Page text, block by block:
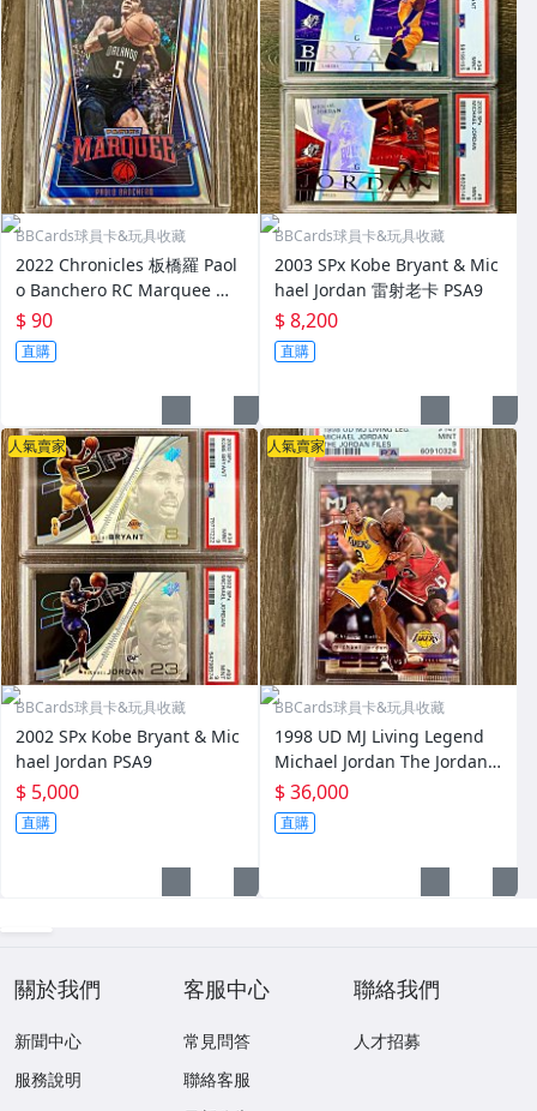
BBCards球員卡&玩具收藏
2022 Chronicles 板橋羅 Paol
o Banchero RC Marquee 銀
亮新人卡
$ 90
直購
BBCards球員卡&玩具收藏
2003 SPx Kobe Bryant & Mic
hael Jordan 雷射老卡 PSA9
$ 8,200
直購
人氣賣家
BBCards球員卡&玩具收藏
2002 SPx Kobe Bryant & Mic
hael Jordan PSA9
$ 5,000
直購
人氣賣家
BBCards球員卡&玩具收藏
1998 UD MJ Living Legend
Michael Jordan The Jordan F
iles Kobe Bryant 經典同框 PS
A9
$ 36,000
直購
關於我們
新聞中心
服務說明
客服中心
常見問答
聯絡客服
聯絡我們
人才招募